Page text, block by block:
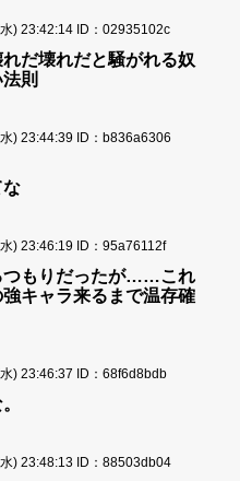
) 23:42:14 ID：02935102c
だ壊れだと騒がれる奴
則
) 23:44:39 ID：b836a6306
な
) 23:46:19 ID：95a76112f
つもりだったが……これ
キャラ来るまで温存確
) 23:46:37 ID：68f6d8bdb
) 23:48:13 ID：88503db04